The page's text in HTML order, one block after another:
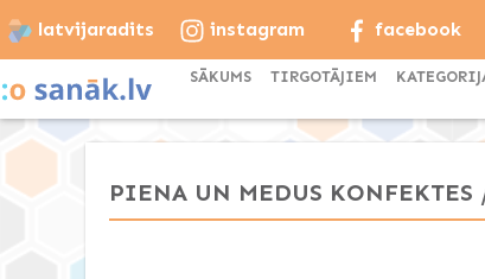
latvijaradits instagram facebook
SĀKUMS TIRGOTĀJIEM
PIENA UN MEDUS KONFEKTES